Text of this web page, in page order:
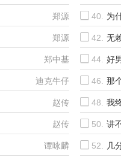
郑源 40. 为
郑源 42. 无
郑中基 44. 好
迪克牛仔 46. 那
赵传 48. 我
赵传 50. 讲
谭咏麟 52. 几